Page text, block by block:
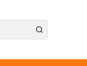
& Coat Atún Gato 56 g